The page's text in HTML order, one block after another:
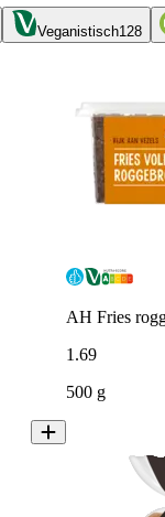
Veganistisch128
AH Fries
1.69
500 g